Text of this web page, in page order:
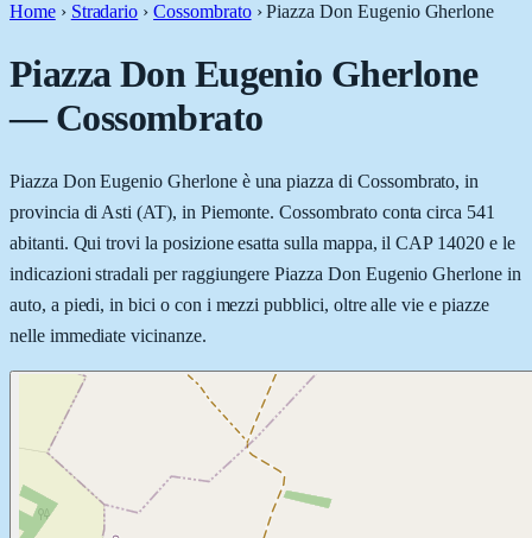
Home › Stradario › Cossombrato ›Piazza Don Eugenio Gherlone
Piazza Don Eugenio Gherlone
—Cossombrato
Piazza Don Eugenio Gherlone è una piazza di Cossombrato, in
provincia di Asti (AT), in Piemonte. Cossombrato conta circa 541
abitanti. Qui trovi la posizione esatta sulla mappa, il CAP 14020 e le
indicazioni stradali per raggiungere Piazza Don Eugenio Gherlone in
auto, a piedi, in bici o con i mezzi pubblici, oltre alle vie e piazze
nelle immediate vicinanze.